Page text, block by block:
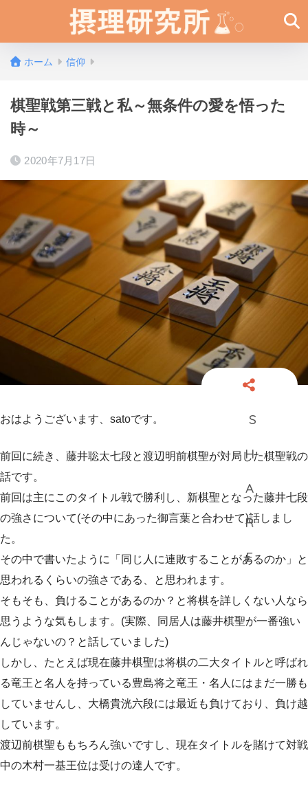
ホーム 信仰
棋聖戦第三戦と私～無条件の愛を悟った
時～
2020年7月17日
おはようございます、satoです。
前回に続き、藤井聡太七段と渡辺明前棋聖が対局した棋聖戦の
話です。
前回は主にこのタイトル戦で勝利し、新棋聖となった藤井七段
の強さについて(その中にあった御言葉と合わせて)話しまし
た。
その中で書いたように「同じ人に連敗することがあるのか」と
思われるくらいの強さである、と思われます。
そもそも、負けることがあるのか？と将棋を詳しくない人なら
思うような気もします。(実際、同居人は藤井棋聖が一番強い
んじゃないの？と話していました)
しかし、たとえば現在藤井棋聖は将棋の二大タイトルと呼ばれ
る竜王と名人を持っている豊島将之竜王・名人にはまだ一勝も
していませんし、大橋貴洸六段には最近も負けており、負け越
しています。
渡辺前棋聖ももちろん強いですし、現在タイトルを賭けて対戦
中の木村一基王位は受けの達人です。